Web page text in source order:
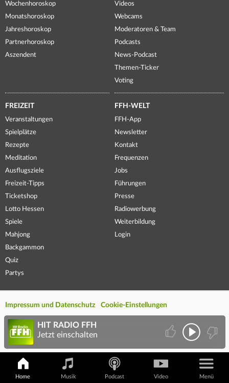
Wochenhoroskop
Monatshoroskop
Jahreshoroskop
Partnerhoroskop
Aszendent
Videos
Webcams
Moderatoren & Team
Podcasts
News-Podcast
Themen-Ticker
Voting
FREIZEIT
Veranstaltungen
Spielplätze
Rezepte
Meditation
Ausflugsziele
Freizeit-Tipps
Ticketshop
Lotto Hessen
Spiele
Mahjong
Backgammon
Quiz
Partys
FFH-WELT
FFH-App
Newsletter
Kontakt
Frequenzen
Jobs
Führungen
Presse
Radiowerbung
Weiterbildung
Login
Impressum und Datenschutz Cookie-Einstellungen
Home Musik Podcast Video Menü
HIT RADIO FFH
Jetzt einschalten